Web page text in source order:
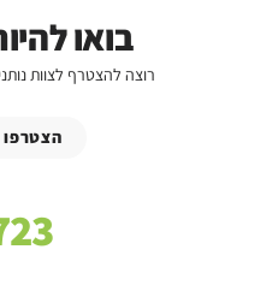
בואו
רוצה להצטרף לצוות
הצטרפו